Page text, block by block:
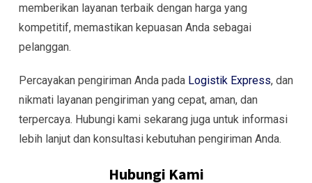
memberikan layanan terbaik dengan harga yang
kompetitif, memastikan kepuasan Anda sebagai
pelanggan.
Percayakan pengiriman Anda pada Logistik Express, dan
nikmati layanan pengiriman yang cepat, aman, dan
terpercaya. Hubungi kami sekarang juga untuk informasi
lebih lanjut dan konsultasi kebutuhan pengiriman Anda.
Hubungi Kami